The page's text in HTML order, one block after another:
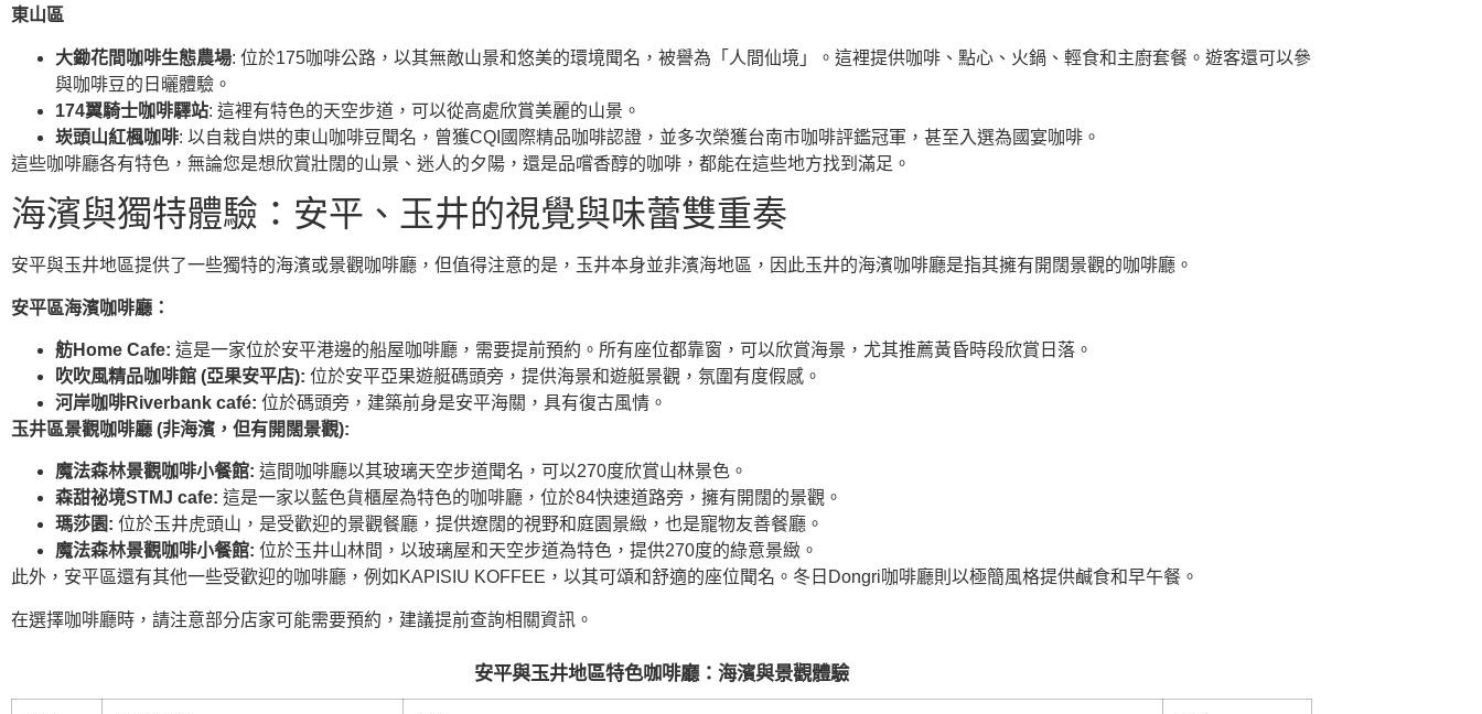
東山區
大鋤花間咖啡生態農場: 位於175咖啡公路，以其無敵山景和悠美的環境聞名，被譽為「人間仙境」。這裡提供咖啡、點心、火鍋、輕食和主廚套餐。遊客還可以參
與咖啡豆的日曬體驗。
174翼騎士咖啡驛站: 這裡有特色的天空步道，可以從高處欣賞美麗的山景。
崁頭山紅楓咖啡: 以自栽自烘的東山咖啡豆聞名，曾獲CQI國際精品咖啡認證，並多次榮獲台南市咖啡評鑑冠軍，甚至入選為國宴咖啡。
這些咖啡廳各有特色，無論您是想欣賞壯闊的山景、迷人的夕陽，還是品嚐香醇的咖啡，都能在這些地方找到滿足。
海濱與獨特體驗：安平、玉井的視覺與味蕾雙重奏
安平與玉井地區提供了一些獨特的海濱或景觀咖啡廳，但值得注意的是，玉井本身並非濱海地區，因此玉井的海濱咖啡廳是指其擁有開闊景觀的咖啡廳。
安平區海濱咖啡廳：
舫Home Cafe: 這是一家位於安平港邊的船屋咖啡廳，需要提前預約。所有座位都靠窗，可以欣賞海景，尤其推薦黃昏時段欣賞日落。
吹吹風精品咖啡館 (亞果安平店): 位於安平亞果遊艇碼頭旁，提供海景和遊艇景觀，氛圍有度假感。
河岸咖啡Riverbank café: 位於碼頭旁，建築前身是安平海關，具有復古風情。
玉井區景觀咖啡廳 (非海濱，但有開闊景觀):
魔法森林景觀咖啡小餐館: 這間咖啡廳以其玻璃天空步道聞名，可以270度欣賞山林景色。
森甜祕境STMJ cafe: 這是一家以藍色貨櫃屋為特色的咖啡廳，位於84快速道路旁，擁有開闊的景觀。
瑪莎園: 位於玉井虎頭山，是受歡迎的景觀餐廳，提供遼闊的視野和庭園景緻，也是寵物友善餐廳。
魔法森林景觀咖啡小餐館: 位於玉井山林間，以玻璃屋和天空步道為特色，提供270度的綠意景緻。
此外，安平區還有其他一些受歡迎的咖啡廳，例如KAPISIU KOFFEE，以其可頌和舒適的座位聞名。冬日Dongri咖啡廳則以極簡風格提供鹹食和早午餐。
在選擇咖啡廳時，請注意部分店家可能需要預約，建議提前查詢相關資訊。
安平與玉井地區特色咖啡廳：海濱與景觀體驗